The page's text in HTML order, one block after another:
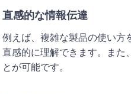
直感的な情報伝達
例えば、複雑な製品の使い方
直感的に理解できます。また
とが可能です。